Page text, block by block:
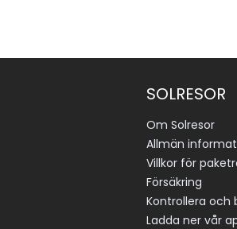
SOLRESOR
Om Solresor
Allmän
Villkor för
Försäkring
Kontrollera och
Ladda ner vår